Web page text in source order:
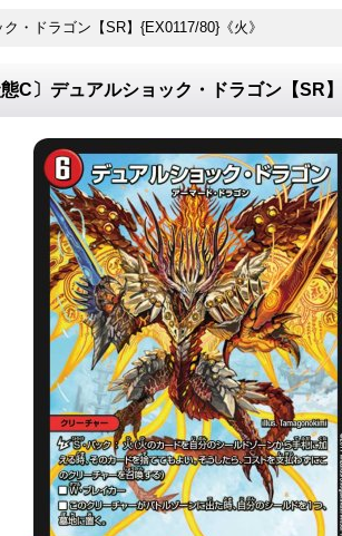
・ドラゴン【SR】{EX0117/80}《火》
C〕デュアルショック・ドラゴン【SR